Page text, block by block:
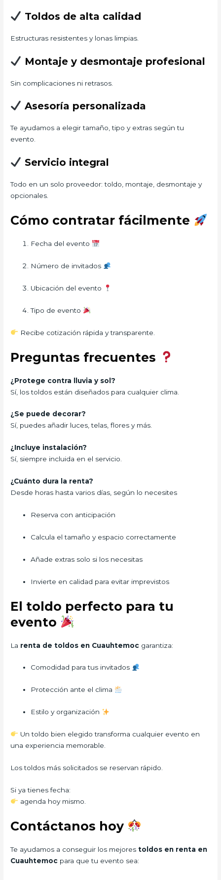
Toldos de alta calidad
Estructuras resistentes y lonas limpias.
Montaje y desmontaje profesional
Sin complicaciones ni retrasos.
Asesoría personalizada
Te ayudamos a elegir tamaño, tipo y extras según tu
evento.
Servicio integral
Todo en un solo proveedor: toldo, montaje, desmontaje y
opcionales.
Cómo contratar fácilmente
Fecha del evento
Número de invitados
Ubicación del evento
Tipo de evento
Recibe cotización rápida y transparente.
Preguntas frecuentes
¿Protege contra lluvia y sol?
Sí, los toldos están diseñados para cualquier clima.
¿Se puede decorar?
Sí, puedes añadir luces, telas, flores y más.
¿Incluye instalación?
Sí, siempre incluida en el servicio.
¿Cuánto dura la renta?
Desde horas hasta varios días, según lo necesites
Reserva con anticipación
Calcula el tamaño y espacio correctamente
Añade extras solo si los necesitas
Invierte en calidad para evitar imprevistos
El toldo perfecto para tu
evento
La renta de toldos en Cuauhtemoc garantiza:
Comodidad para tus invitados
Protección ante el clima
Estilo y organización
Un toldo bien elegido transforma cualquier evento en
una experiencia memorable.
Los toldos más solicitados se reservan rápido.
Si ya tienes fecha:
agenda hoy mismo.
Contáctanos hoy
Te ayudamos a conseguir los mejorestoldos en renta en
Cuauhtemoc para que tu evento sea: